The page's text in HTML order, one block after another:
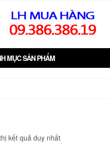
MỤC SẢN PHẨM
kết quả duy nhất